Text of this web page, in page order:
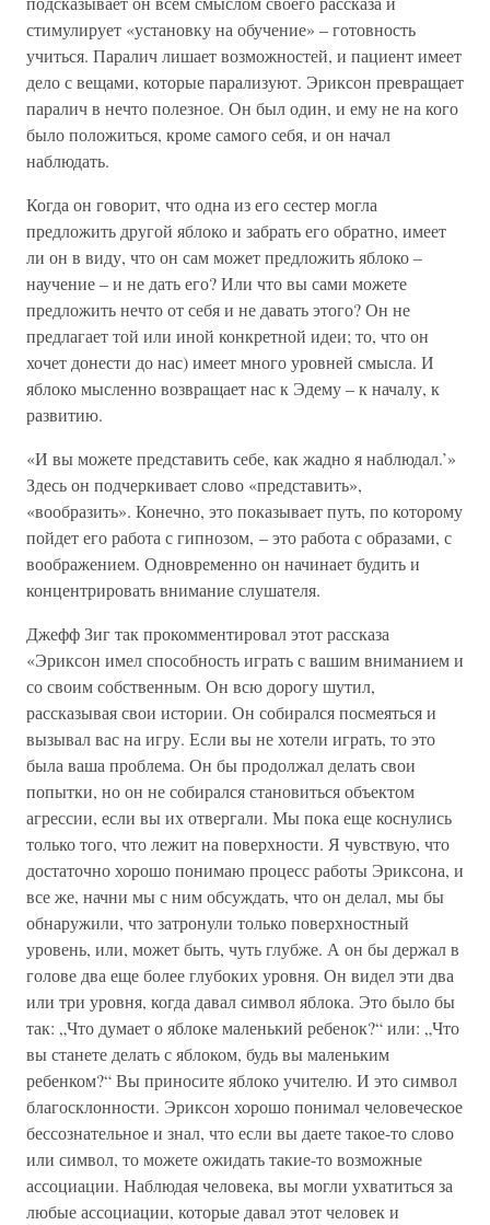
стимулирует «установку на обучение» – готовность
учиться. Паралич лишает возможностей, и пациент имеет
дело с вещами, которые парализуют. Эриксон превращает
паралич в нечто полезное. Он был один, и ему не на кого
было положиться, кроме самого себя, и он начал
наблюдать.
Когда он говорит, что одна из его сестер могла
предложить другой яблоко и забрать его обратно, имеет
ли он в виду, что он сам может предложить яблоко –
научение – и не дать его? Или что вы сами можете
предложить нечто от себя и не давать этого? Он не
предлагает той или иной конкретной идеи; то, что он
хочет донести до нас) имеет много уровней смысла. И
яблоко мысленно возвращает нас к Эдему – к началу, к
развитию.
«И вы можете представить себе, как жадно я наблюдал.’»
Здесь он подчеркивает слово «представить»,
«вообразить». Конечно, это показывает путь, по которому
пойдет его работа с гипнозом, – это работа с образами, с
воображением. Одновременно он начинает будить и
концентрировать внимание слушателя.
Джефф Зиг так прокомментировал этот рассказа
«Эриксон имел способность играть с вашим вниманием и
со своим собственным. Он всю дорогу шутил,
рассказывая свои истории. Он собирался посмеяться и
вызывал вас на игру. Если вы не хотели играть, то это
была ваша проблема. Он бы продолжал делать свои
попытки, но он не собирался становиться объектом
агрессии, если вы их отвергали. Мы пока еще коснулись
только того, что лежит на поверхности. Я чувствую, что
достаточно хорошо понимаю процесс работы Эриксона, и
все же, начни мы с ним обсуждать, что он делал, мы бы
обнаружили, что затронули только поверхностный
уровень, или, может быть, чуть глубже. А он бы держал в
голове два еще более глубоких уровня. Он видел эти два
или три уровня, когда давал символ яблока. Это было бы
так: „Что думает о яблоке маленький ребенок?“ или: „Что
вы станете делать с яблоком, будь вы маленьким
ребенком?“ Вы приносите яблоко учителю. И это символ
благосклонности. Эриксон хорошо понимал человеческое
бессознательное и знал, что если вы даете такое-то слово
или символ, то можете ожидать такие-то возможные
ассоциации. Наблюдая человека, вы могли ухватиться за
любые ассоциации, которые давал этот человек и